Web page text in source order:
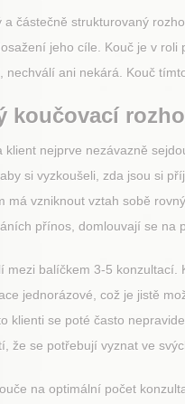
a částečně strukturovaný
jeho cíle. Kouč je v roli
nechválí ani nekárá. Kouč
koučovací
klient nejprve nezávazně
si vyzkoušeli, zda jsou si
má vzniknout vztah sobě
přínos, domlouvají se na
mezi balíčkem 3-5
jednorázové, což je jistě
klienti se poté často
že se potřebují vyznat ve
na optimální počet